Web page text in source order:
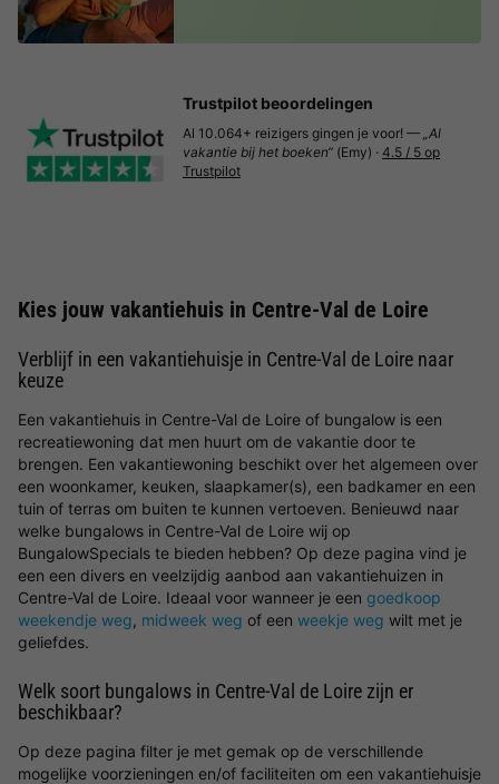
Trustpilot beoordelingen
Al 10.064+ reizigers gingen je voor! — „Al
vakantie bij het boeken“ (Emy) · 4.5 / 5 op
Trustpilot
Kies jouw vakantiehuis in Centre-Val de Loire
Verblijf in een vakantiehuisje in Centre-Val de Loire naar
keuze
Een vakantiehuis in Centre-Val de Loire of bungalow is een
recreatiewoning dat men huurt om de vakantie door te
brengen. Een vakantiewoning beschikt over het algemeen over
een woonkamer, keuken, slaapkamer(s), een badkamer en een
tuin of terras om buiten te kunnen vertoeven. Benieuwd naar
welke bungalows in Centre-Val de Loire wij op
BungalowSpecials te bieden hebben? Op deze pagina vind je
een een divers en veelzijdig aanbod aan vakantiehuizen in
Centre-Val de Loire. Ideaal voor wanneer je een goedkoop
weekendje weg, midweek weg of een weekje weg wilt met je
geliefdes.
Welk soort bungalows in Centre-Val de Loire zijn er
beschikbaar?
Op deze pagina filter je met gemak op de verschillende
mogelijke voorzieningen en/of faciliteiten om een vakantiehuisje